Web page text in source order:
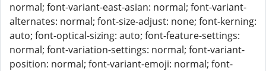
normal; font-variant-east-asian: normal; font-variant-
alternates: normal; font-size-adjust: none; font-kerning:
auto; font-optical-sizing: auto; font-feature-settings:
normal; font-variation-settings: normal; font-variant-
position: normal; font-variant-emoji: normal; font-